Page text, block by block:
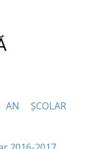
AN ȘCOLAR